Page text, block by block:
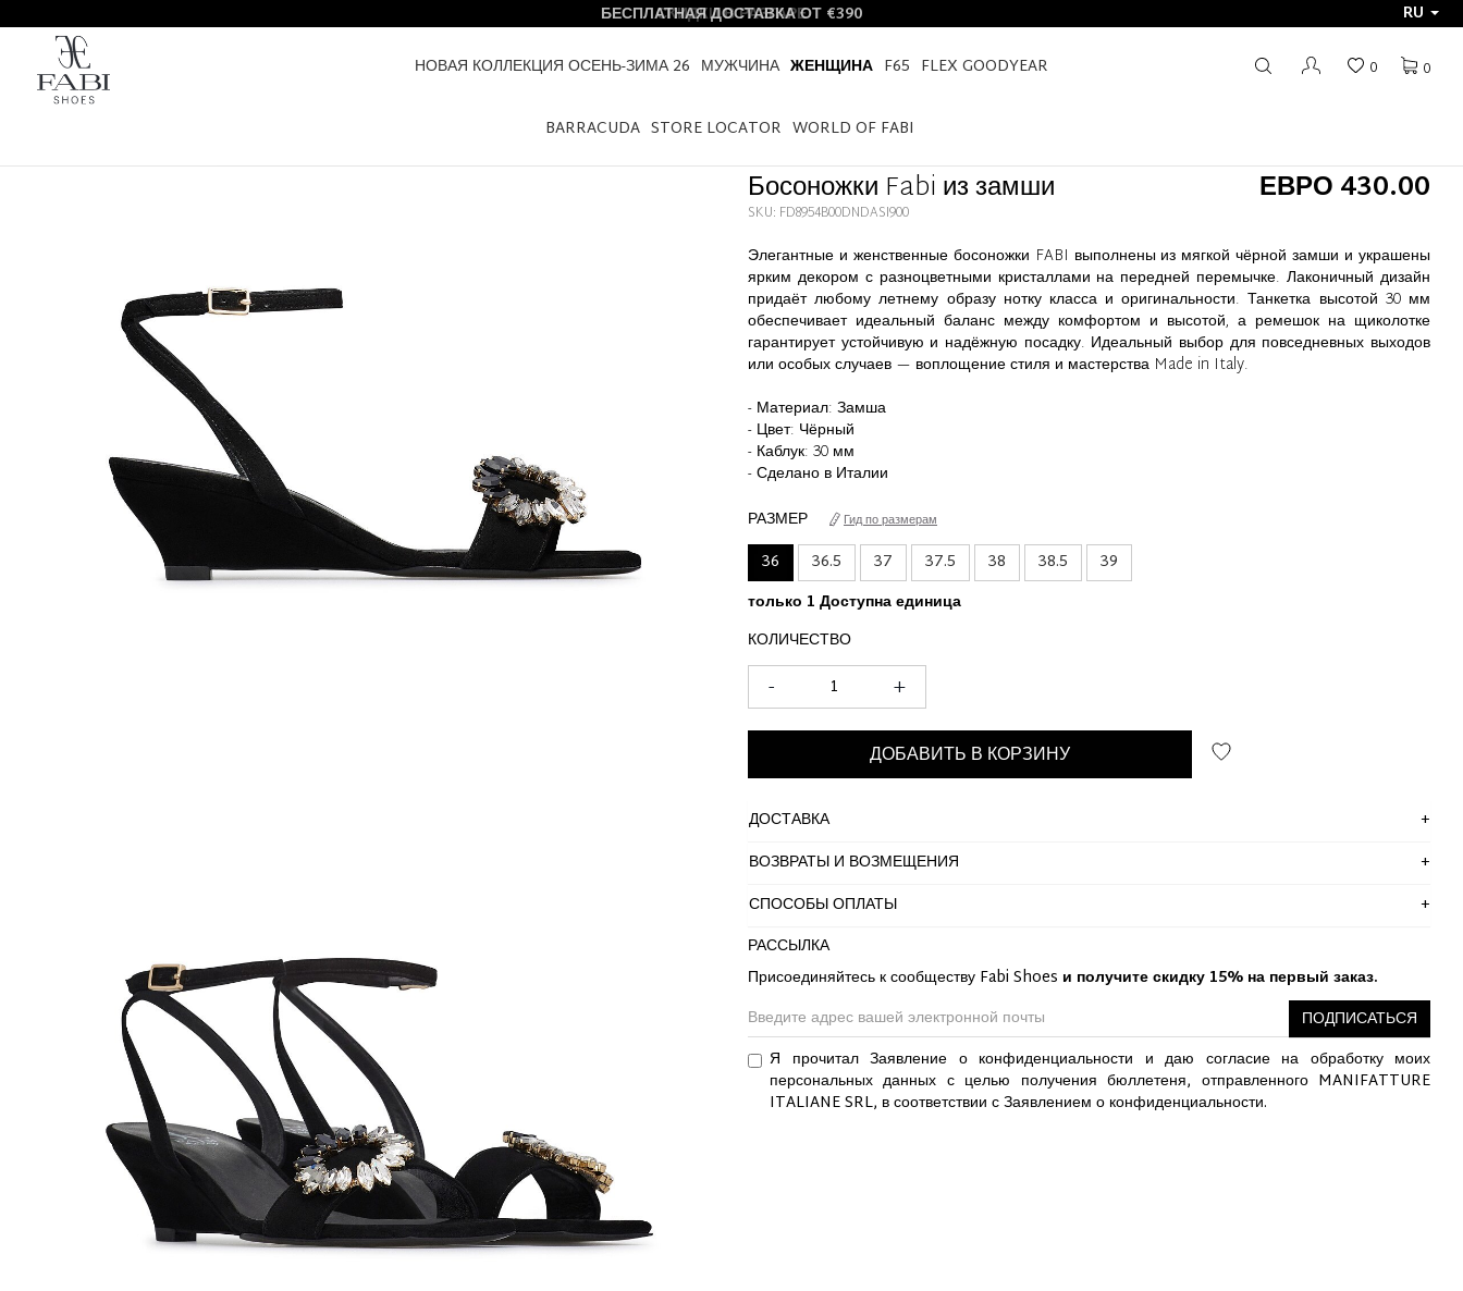
БЕСПЛАТНАЯ ДОСТАВКА ОТ €390
RU
НОВАЯ КОЛЛЕКЦИЯ ОСЕНЬ-ЗИМА 26 МУЖЧИНА ЖЕНЩИНА F65 FLEX GOODYEAR
BARRACUDA STORE LOCATOR WORLD OF FABI
0
0
ЖЕНЩИНА ОБУВЬ САНДАЛИИ БОСОНОЖКИ FABI ИЗ ЗАМШИ
Босоножки Fabi из замши ЕВРО 430.00
SKU: FD8954B00DNDASI900
Элегантные и женственные босоножки FABI выполнены из мягкой чёрной замши и украшены
ярким декором с разноцветными кристаллами на передней перемычке. Лаконичный дизайн
придаёт любому летнему образу нотку класса и оригинальности. Танкетка высотой 30 мм
обеспечивает идеальный баланс между комфортом и высотой, а ремешок на щиколотке
гарантирует устойчивую и надёжную посадку. Идеальный выбор для повседневных выходов
или особых случаев — воплощение стиля и мастерства Made in Italy.
- Материал: Замша
- Цвет: Чёрный
- Каблук: 30 мм
- Сделано в Италии
РАЗМЕР
Гид по размерам
36 36.5 37 37.5 38 38.5
39
только 1 Доступна единица
КОЛИЧЕСТВО
+
-
ДОБАВИТЬ В КОРЗИНУ
ДОСТАВКА
ВОЗВРАТЫ И ВОЗМЕЩЕНИЯ
СПОСОБЫ ОПЛАТЫ
РАССЫЛКА
Присоединяйтесь к сообществу Fabi Shoes и получите скидку 15% на первый заказ.
ПОДПИСАТЬСЯ
Я прочитал Заявление о конфиденциальности и даю согласие на обработку моих
персональных данных с целью получения бюллетеня, отправленного MANIFATTURE
ITALIANE SRL, в соответствии с Заявлением о конфиденциальности.